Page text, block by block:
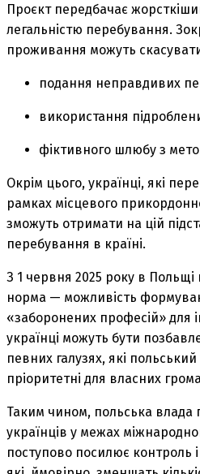
Проєкт передбачає
легальністю перебування.
проживання можуть
подання неправдивих
використання
фіктивного шлюбу з
Окрім цього, українці, які
рамках місцевого
зможуть отримати на цій
перебування в країні.
З 1 червня 2025 року в
норма — можливість
«заборонених професій» для
українці можуть бути
певних галузях, які
пріоритетні для власних
Таким чином, польська влада
українців у межах
поступово посилює контроль